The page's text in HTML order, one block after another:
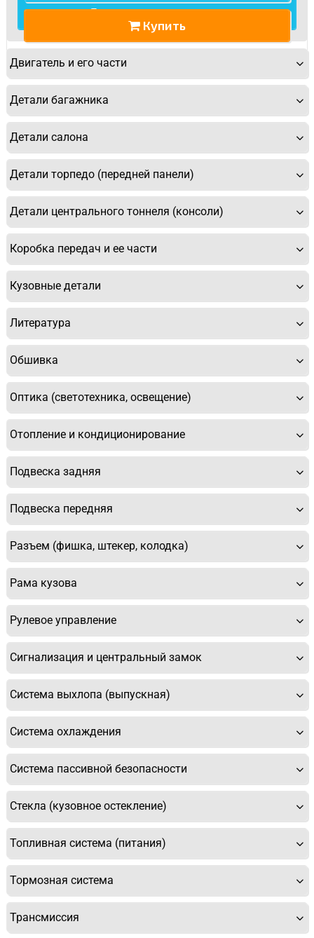
Купить
Двигатель и его части
Детали багажника
Детали салона
Детали торпедо (передней панели)
Детали центрального тоннеля (консоли)
Коробка передач и ее части
Кузовные детали
Литература
Обшивка
Оптика (светотехника, освещение)
Отопление и кондиционирование
Подвеска задняя
Подвеска передняя
Разъем (фишка, штекер, колодка)
Рама кузова
Рулевое управление
Сигнализация и центральный замок
Система выхлопа (выпускная)
Система охлаждения
Система пассивной безопасности
Стекла (кузовное остекление)
Топливная система (питания)
Тормозная система
Трансмиссия
У Вас возникли вопросы? Вы не
нашли нужную Вам деталь?